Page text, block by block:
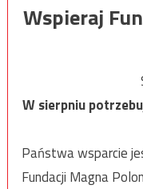
Wspieraj
W sierpniu
Państwa wsparcie
Fundacji Magna